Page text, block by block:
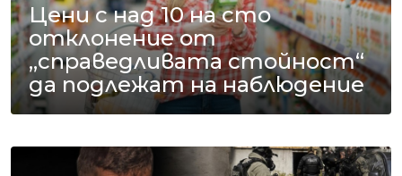
Цени с над 10 на сто
отклонение от
„справедливата стойност“
да подлежат на наблюдение